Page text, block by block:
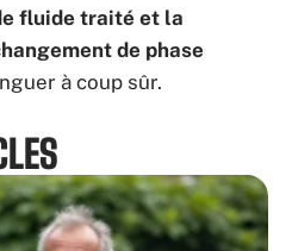
fluide traité et la
de phase
à coup sûr.